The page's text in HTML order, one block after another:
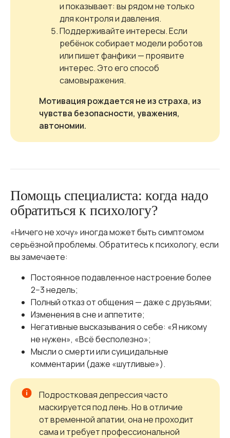
и показывает: вы рядом не только
для контроля и давления.
Поддерживайте интересы. Если
ребёнок собирает модели роботов
или пишет фанфики — проявите
интерес. Это его способ
самовыражения.
Мотивация рождается не из страха, из
чувства безопасности, уважения,
автономии.
Помощь специалиста: когда надо
обратиться к психологу?
«Ничего не хочу» иногда может быть симптомом
серьёзной проблемы. Обратитесь к психологу, если
вы замечаете:
Постоянное подавленное настроение более
2−3 недель;
Полный отказ от общения — даже с друзьями;
Изменения в сне и аппетите;
Негативные высказывания о себе: «Я никому
не нужен», «Всё бесполезно»;
Мысли о смерти или суицидальные
комментарии (даже «шутливые»).
Подростковая депрессия часто
маскируется под лень. Но в отличие
от временной апатии, она не проходит
сама и требует профессиональной